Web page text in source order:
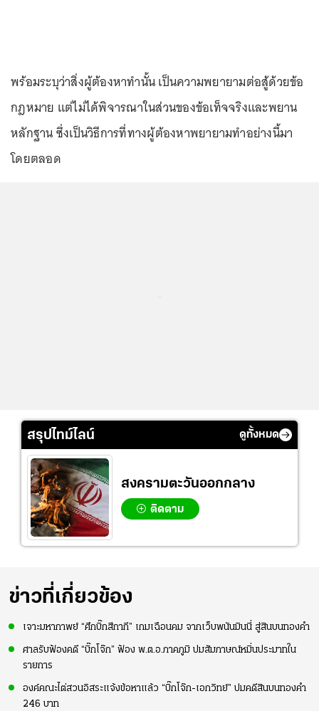
พร้อมระบุว่าสิ่งผู้ต้องหาทำนั้น เป็นความพยายามต่อสู้ด้วยข้อ
กฎหมาย แต่ไม่ได้พิจารณาในส่วนของข้อเท็จจริงและพยาน
หลักฐาน ซึ่งเป็นวิธีการที่ทางผู้ต้องหาพยายามทำอย่างนี้มา
โดยตลอด
สรุปไทม์ไลน์ ดูทั้งหมด
สงครามตะวันออกกลาง
ติดตาม
ข่าวที่เกี่ยวข้อง
เจาะมหากาพย์ “ศึกบิ๊กสีกากี” เกมเฉือนคม จากเว็บพนันมินนี่ สู่สินบนทองคำ
ศาลรับฟ้องคดี “บิ๊กโจ๊ก” ฟ้อง พ.ต.อ.ภาคภูมิ ปมสัมภาษณ์หมิ่นประมาทใน
รายการ
องค์คณะไต่สวนอิสระแจ้งข้อหาแล้ว “บิ๊กโจ๊ก-เอกวิทย์” ปมคดีสินบนทองคำ
246 บาท